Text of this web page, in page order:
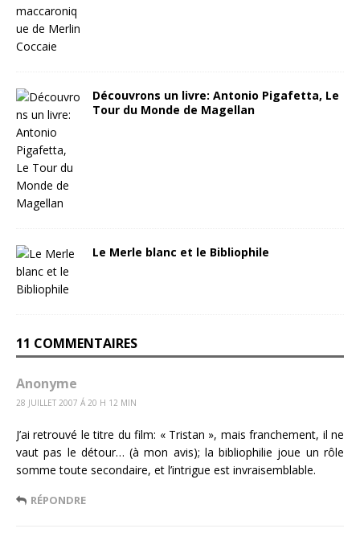
Découvrons un livre: Antonio Pigafetta, Le
Tour du Monde de Magellan
Le Merle blanc et le Bibliophile
11 COMMENTAIRES
Anonyme
28 JUILLET 2007 Á 20 H 12 MIN
J’ai retrouvé le titre du film: « Tristan », mais franchement, il ne
vaut pas le détour… (à mon avis); la bibliophilie joue un rôle
somme toute secondaire, et l’intrigue est invraisemblable.
RÉPONDRE